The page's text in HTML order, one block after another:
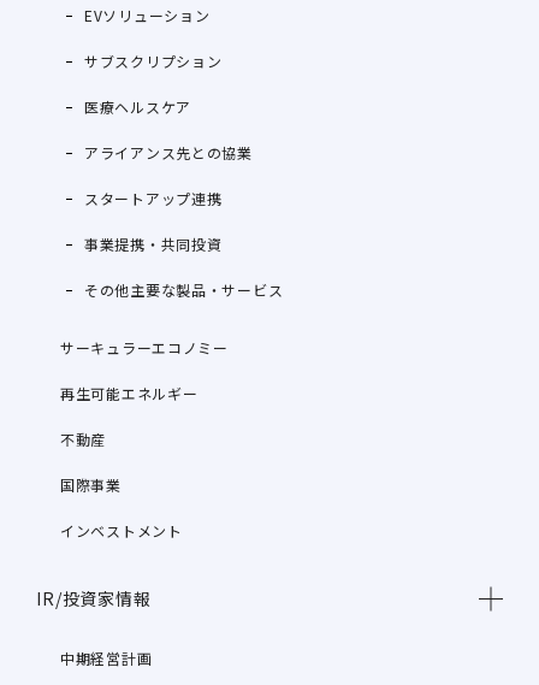
EVソリューション
サブスクリプション
医療ヘルスケア
アライアンス先との協業
スタートアップ連携
事業提携・共同投資
その他主要な製品・サービス
サーキュラーエコノミー
再生可能エネルギー
不動産
国際事業
インベストメント
IR/投資家情報
中期経営計画